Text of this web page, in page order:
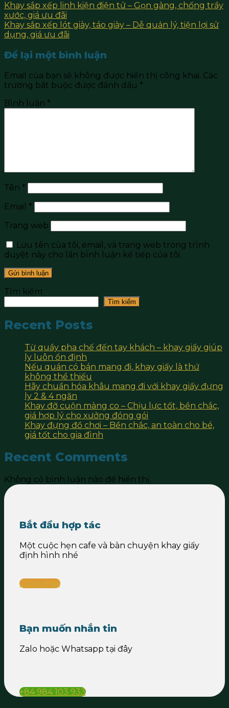
Khay sắp xếp linh kiện điện tử – Gọn gàng, chống trầy
xước, giá ưu đãi
Khay sắp xếp lót giày, táo giày – Dễ quản lý, tiện lợi sử
dụng, giá ưu đãi
Để lại một bình luận
Email của bạn sẽ không được hiển thị công khai. Các
trường bắt buộc được đánh dấu *
Bình luận *
Tên *
Email
*
Trang web
Lưu tên của tôi, email, và trang web trong trình
duyệt này cho lần bình luận kế tiếp của tôi.
Tìm kiếm
Tìm kiếm
Recent Posts
Từ quầy pha chế đến tay khách – khay giấy giúp
ly luôn ổn định
Nếu quán có bán mang đi, khay giấy là thứ
không thể thiếu
Hãy chuẩn hóa khâu mang đi với khay giấy đựng
ly 2 & 4 ngăn
Khay đỡ cuộn màng co – Chịu lực tốt, bền chắc,
giá hợp lý cho xưởng đóng gói
Khay đựng đồ chơi – Bền chắc, an toàn cho bé,
giá tốt cho gia đình
Recent Comments
Không có bình luận nào để hiển thị.
Bắt đầu hợp tác
Một cuộc hẹn cafe và bàn chuyện khay giấy
định hình nhé
Gửi e-mail
Bạn muốn nhắn tin
Zalo hoặc Whatsapp tại đây
+84 984 103 933